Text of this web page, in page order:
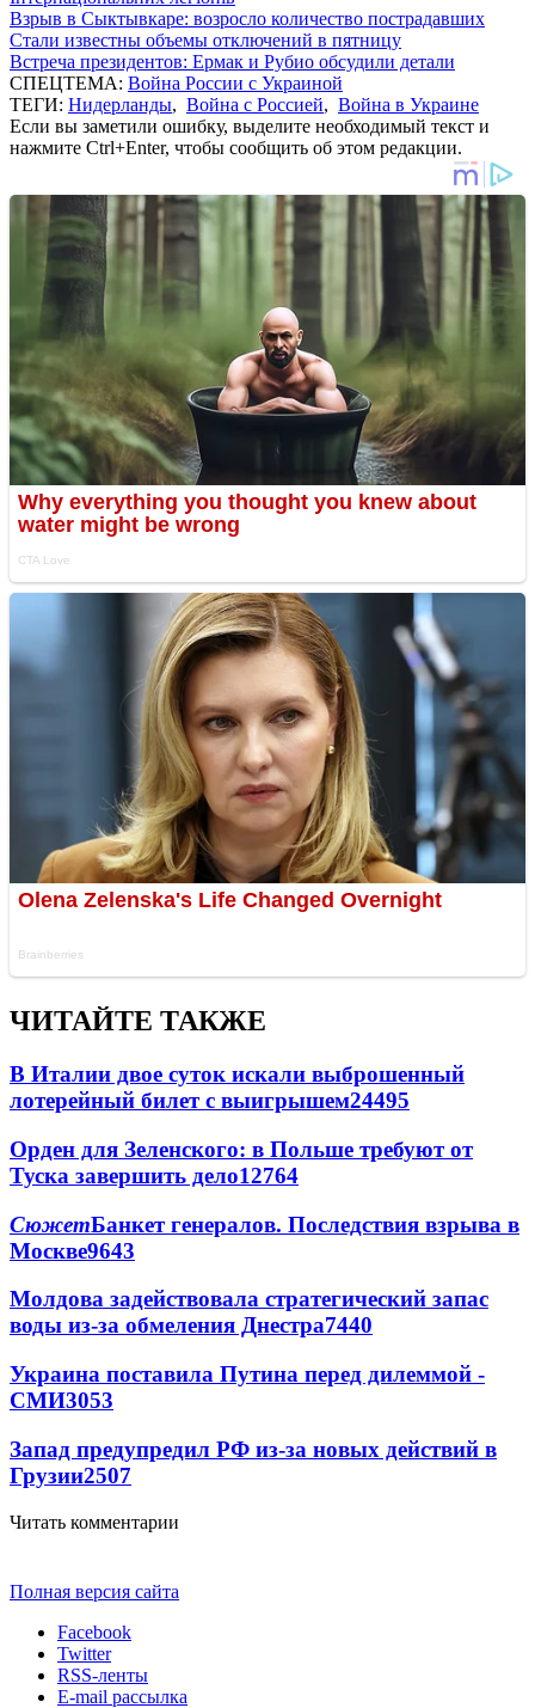
Взрыв в Сыктывкаре: возросло количество пострадавших
Стали известны объемы отключений в пятницу
Встреча президентов: Ермак и Рубио обсудили детали
СПЕЦТЕМА: Война России с Украиной
ТЕГИ: Нидерланды, Война с Россией, Война в Украине
Если вы заметили ошибку, выделите необходимый текст и
нажмите Ctrl+Enter, чтобы сообщить об этом редакции.
ЧИТАЙТЕ ТАКЖЕ
В Италии двое суток искали выброшенный
лотерейный билет с выигрышем24495
Орден для Зеленского: в Польше требуют от
Туска завершить дело12764
СюжетБанкет генералов. Последствия взрыва в
Москве9643
Молдова задействовала стратегический запас
воды из-за обмеления Днестра7440
Украина поставила Путина перед дилеммой -
СМИ3053
Запад предупредил РФ из-за новых действий в
Грузии2507
Читать комментарии
Полная версия сайта
Facebook
Twitter
RSS-ленты
E-mail рассылка